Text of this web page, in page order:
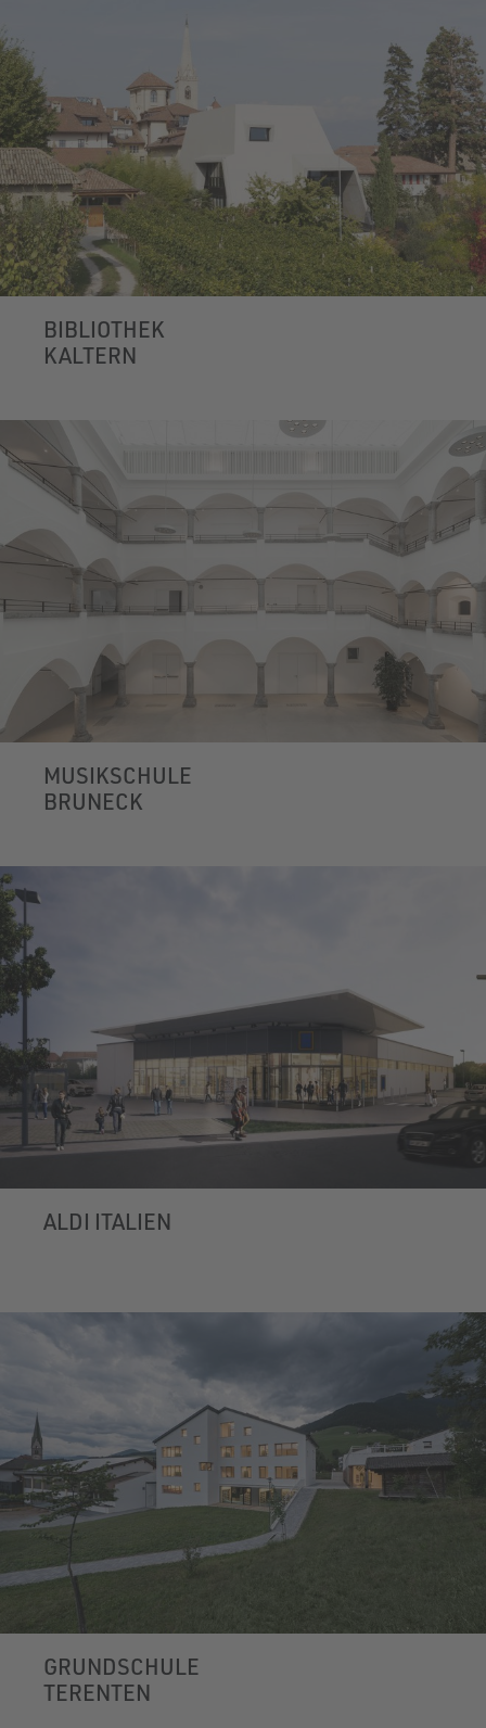
BIBLIOTHEK
KALTERN
MUSIKSCHULE
BRUNECK
ALDI ITALIEN
GRUNDSCHULE
TERENTEN